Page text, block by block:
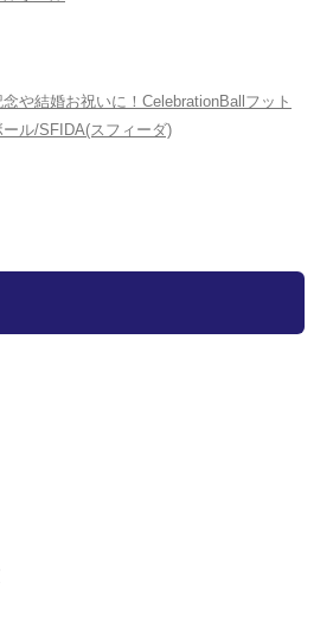
や結婚お祝いに！CelebrationBallフット
ール/SFIDA(スフィーダ)